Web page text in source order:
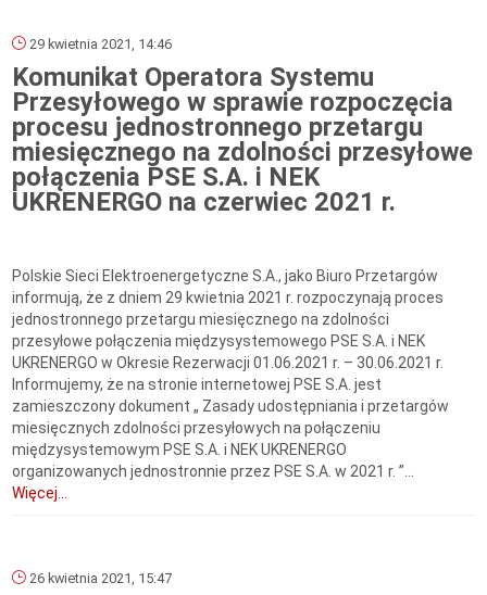
29 kwietnia 2021, 14:46
Komunikat Operatora Systemu
Przesyłowego w sprawie rozpoczęcia
procesu jednostronnego przetargu
miesięcznego na zdolności przesyłowe
połączenia PSE S.A. i NEK
UKRENERGO na czerwiec 2021 r.
Polskie Sieci Elektroenergetyczne S.A., jako Biuro Przetargów
informują, że z dniem 29 kwietnia 2021 r. rozpoczynają proces
jednostronnego przetargu miesięcznego na zdolności
przesyłowe połączenia międzysystemowego PSE S.A. i NEK
UKRENERGO w Okresie Rezerwacji 01.06.2021 r. – 30.06.2021 r.
Informujemy, że na stronie internetowej PSE S.A. jest
zamieszczony dokument „ Zasady udostępniania i przetargów
miesięcznych zdolności przesyłowych na połączeniu
międzysystemowym PSE S.A. i NEK UKRENERGO
organizowanych jednostronnie przez PSE S.A. w 2021 r. ”...
Więcej...
26 kwietnia 2021, 15:47